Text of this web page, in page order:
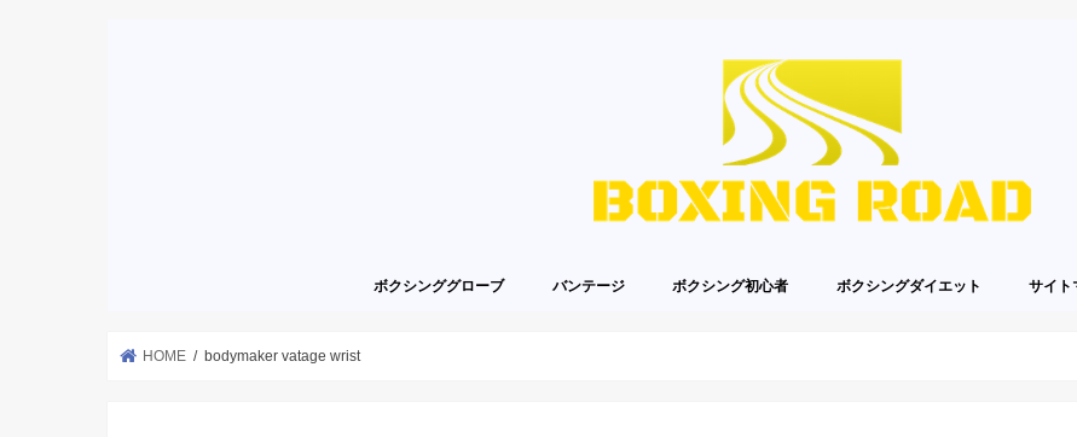
ボクシンググローブ バンテージ ボクシング初心者 ボクシングダイエット サイト
HOME bodymaker vatage wrist